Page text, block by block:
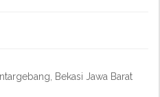
Bekasi Jawa Barat